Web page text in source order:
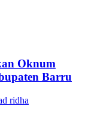
Oknum
Barru